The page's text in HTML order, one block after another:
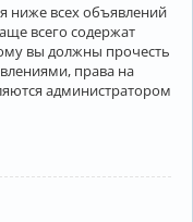
ниже всех объявлений
всего содержат
вы должны прочесть
права на
администратором